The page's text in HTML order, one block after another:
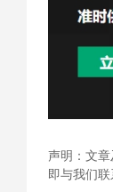
声明：文
即与我们